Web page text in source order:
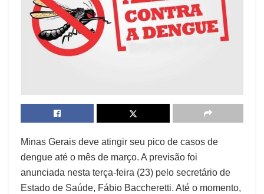
Minas Gerais deve atingir seu pico de casos de
dengue até o mês de março. A previsão foi
anunciada nesta terça-feira (23) pelo secretário de
Estado de Saúde, Fábio Baccheretti. Até o momento,